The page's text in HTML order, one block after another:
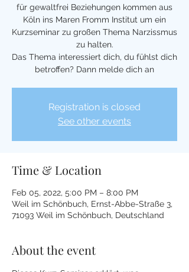
für gewaltfrei Beziehungen kommen aus
Köln ins Maren Fromm Institut um ein
Kurzseminar zu großen Thema Narzissmus
zu halten.
Das Thema interessiert dich, du fühlst dich
betroffen? Dann melde dich an
Registration is closed
See other events
Time & Location
Feb 05, 2022, 5:00 PM – 8:00 PM
Weil im Schönbuch, Ernst-Abbe-Straße 3,
71093 Weil im Schönbuch, Deutschland
About the event